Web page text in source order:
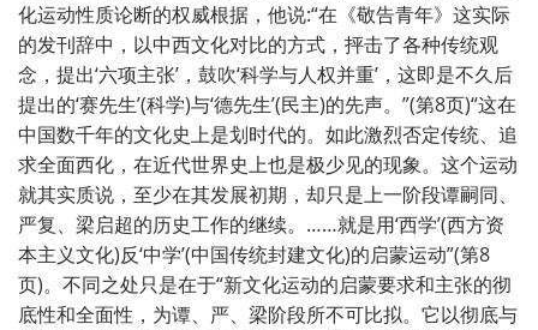
化运动性质论断的权威根据，他说:“在《敬告青年》这实际
的发刊辞中，以中西文化对比的方式，抨击了各种传统观
念，提出‘六项主张’，鼓吹‘科学与人权并重’，这即是不久后
提出的‘赛先生’(科学)与‘德先生’(民主)的先声。”(第8页)“这在
中国数千年的文化史上是划时代的。如此激烈否定传统、追
求全面西化，在近代世界史上也是极少见的现象。这个运动
就其实质说，至少在其发展初期，却只是上一阶段谭嗣同、
严复、梁启超的历史工作的继续。……就是用‘西学’(西方资
本主义文化)反‘中学’(中国传统封建文化)的启蒙运动”(第8
页)。不同之处只是在于“新文化运动的启蒙要求和主张的彻
底性和全面性，为谭、严、梁阶段所不可比拟。它以彻底与